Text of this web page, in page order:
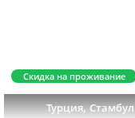
Скидка на проживание
Турция,Стамбул